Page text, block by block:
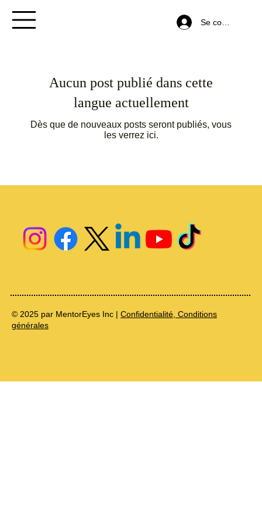
Se connecter
Aucun post publié dans cette
langue actuellement
Dès que de nouveaux posts seront publiés, vous
les verrez ici.
© 2025 par MentorEyes Inc | Confidentialité, Conditions
générales